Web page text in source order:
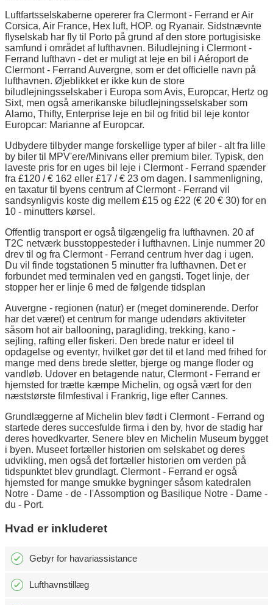
Luftfartsselskaberne opererer fra Clermont - Ferrand er Air
Corsica, Air France, Hex luft, HOP. og Ryanair. Sidstnævnte
flyselskab har fly til Porto på grund af den store portugisiske
samfund i området af lufthavnen. Biludlejning i Clermont -
Ferrand lufthavn - det er muligt at leje en bil i Aéroport de
Clermont - Ferrand Auvergne, som er det officielle navn på
lufthavnen. Øjeblikket er ikke kun de store
biludlejningsselskaber i Europa som Avis, Europcar, Hertz og
Sixt, men også amerikanske biludlejningsselskaber som
Alamo, Thifty, Enterprise leje en bil og fritid bil leje kontor
Europcar: Marianne af Europcar.
Udbydere tilbyder mange forskellige typer af biler - alt fra lille
by biler til MPV'ere/Minivans eller premium biler. Typisk, den
laveste pris for en uges bil leje i Clermont - Ferrand spænder
fra £120 / € 162 eller £17 / € 23 om dagen. I sammenligning,
en taxatur til byens centrum af Clermont - Ferrand vil
sandsynligvis koste dig mellem £15 og £22 (€ 20 € 30) for en
10 - minutters kørsel.
Offentlig transport er også tilgængelig fra lufthavnen. 20 af
T2C netværk busstoppesteder i lufthavnen. Linje nummer 20
drev til og fra Clermont - Ferrand centrum hver dag i ugen.
Du vil finde togstationen 5 minutter fra lufthavnen. Det er
forbundet med terminalen ved en gangsti. Toget linje, der
stopper her er linje 6 med de følgende tidsplan
Auvergne - regionen (natur) er (meget dominerende. Derfor
har det været) et centrum for mange udendørs aktiviteter
såsom hot air ballooning, paragliding, trekking, kano -
sejling, rafting eller fiskeri. Den brede natur er ideel til
opdagelse og eventyr, hvilket gør det til et land med frihed for
mange med dens brede sletter, bjerge og mange floder og
vandløb. Udover en betagende natur, Clermont - Ferrand er
hjemsted for trætte kæmpe Michelin, og også vært for den
næststørste filmfestival i Frankrig, lige efter Cannes.
Grundlæggerne af Michelin blev født i Clermont - Ferrand og
startede deres succesfulde firma i den by, hvor de stadig har
deres hovedkvarter. Senere blev en Michelin Museum bygget
i byen. Museet fortæller historien om selskabet og deres
udvikling, men også det fortæller historien om verden på
tidspunktet blev grundlagt. Clermont - Ferrand er også
hjemsted for mange smukke bygninger såsom katedralen
Notre - Dame - de - l'Assomption og Basilique Notre - Dame -
du - Port.
Hvad er inkluderet
Gebyr for havariassistance
Lufthavnstillæg